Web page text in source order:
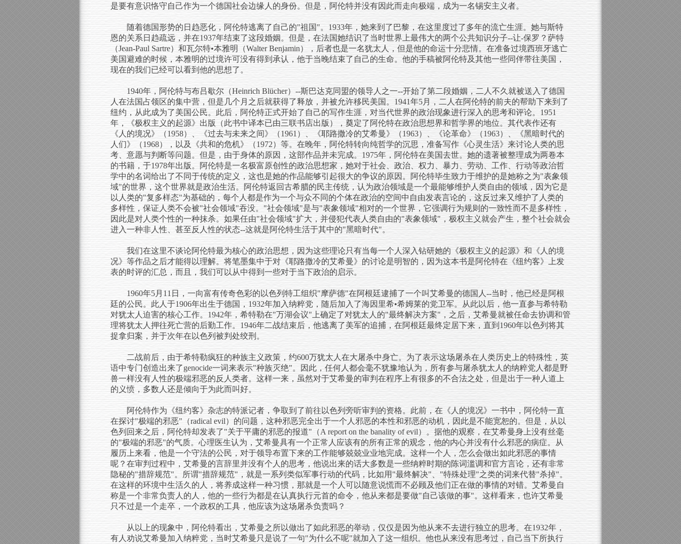
是要有意识恪守自己作为一个德国社会边缘人的身份。但是，阿伦特并没有因此而走向极端，成为一名锡安主义者。
随着德国形势的日趋恶化，阿伦特逃离了自己的"祖国"。1933年，她来到了巴黎，在这里度过了多年的流亡生涯。她与斯特
恩的关系日趋疏远，并在1937年结束了这段婚姻。但是，在法国她结识了当时世界上最伟大的两个公共知识分子--让-保罗？萨特
（Jean-Paul Sartre）和瓦尔特•本雅明（Walter Benjamin），后者也是一名犹太人，但是他的命运十分悲情。在准备过境西班牙逃亡
美国避难的时候，本雅明的过境许可没有得到承认，他于当晚结束了自己的生命。他的手稿被阿伦特及其他一些同伴带往美国，
现在的我们已经可以看到他的思想了。
1940年，阿伦特与布吕歇尔（Heinrich Blücher）--斯巴达克同盟的领导人之一--开始了第二段婚姻，二人不久就被送入了德国
人在法国占领区的集中营，但是几个月之后就获得了释放，并被允许移民美国。1941年5月，二人在阿伦特的前夫的帮助下来到了
纽约，从此成为了美国公民。此后，阿伦特正式开始了自己的写作生涯，对当代世界的政治现象进行深入的思考和评论。1951
年，《极权主义的起源》出版（此书中译本已由三联书店出版），奠定了阿伦特在政治思想界和哲学界的地位。其代表作还有
《人的境况》（1958）、《过去与未来之间》（1961）、《耶路撒冷的艾希曼》（1963）、《论革命》（1963）、《黑暗时代的
人们》（1968），以及《共和的危机》（1972）等。在晚年，阿伦特转向纯哲学的沉思，准备写作《心灵生活》来讨论人类的思
考、意愿与判断等问题。但是，由于身体的原因，这部作品并未完成。1975年，阿伦特在美国去世。她的遗著被整理成为两卷本
的书籍，于1978年出版。阿伦特是一名极富原创性的政治思想家，她对于社会、政治、权力、暴力、劳动、工作、行动等政治哲
学中的名词给出了不同于传统的定义，这也是她的作品能够引起很大的争议的原因。阿伦特毕生致力于维护的是她称之为"表象领
域"的世界，这个世界就是政治生活。阿伦特返回古希腊的民主传统，认为政治领域是一个最能够维护人类自由的领域，因为它是
以人类的"复多样态"为基础的，每个人都是作为一个与众不同的个体在政治的空间中自由发表言论的，这反过来又维护了人类的
多样性，保证人类不会被"社会领域"吞没。"社会领域"是与"表象领域"相对的一个世界，它强调行为规则的一致性而不是多样性，
因此是对人类个性的一种抹杀。如果任由"社会领域"扩大，并侵犯代表人类自由的"表象领域"，极权主义就会产生，整个社会就会
进入一种非人性、甚至反人性的状态--这就是阿伦特生活于其中的"黑暗时代"。
我们在这里不谈论阿伦特最为核心的政治思想，因为这些理论只有当每一个人深入钻研她的《极权主义的起源》和《人的境
况》等作品之后才能得以理解。将笔墨集中于对《耶路撒冷的艾希曼》的讨论是明智的，因为这本书是阿伦特在《纽约客》上发
表的时评的汇总，而且，我们可以从中得到一些对于当下政治的启示。
1960年5月11日，一向富有传奇色彩的以色列特工组织"摩萨德"在阿根廷逮捕了一个叫艾希曼的德国人--当时，他已经是阿根
廷的公民。此人于1906年出生于德国，1932年加入纳粹党，随后加入了海因里希•希姆莱的党卫军。从此以后，他一直参与希特勒
对犹太人迫害的核心工作。1942年，希特勒在"万湖会议"上确定了对犹太人的"最终解决方案"，之后，艾希曼就被任命去协调和管
理将犹太人押往死亡营的后勤工作。1946年二战结束后，他逃离了美军的追捕，在阿根廷最终定居下来，直到1960年以色列将其
捉拿归案，并于次年在以色列被判处绞刑。
二战前后，由于希特勒疯狂的种族主义政策，约600万犹太人在大屠杀中身亡。为了表示这场屠杀在人类历史上的特殊性，英
语中专门创造出来了genocide一词来表示"种族灭绝"。因此，任何人都会毫不犹豫地认为，所有参与屠杀犹太人的纳粹党人都是野
兽一样没有人性的极端邪恶的反人类者。这样一来，虽然对于艾希曼的审判在程序上有很多的不合法之处，但是出于一种人道上
的义愤，多数人还是倾向于为此而叫好。
阿伦特作为《纽约客》杂志的特派记者，争取到了前往以色列旁听审判的资格。此前，在《人的境况》一书中，阿伦特一直
在探讨"极端的邪恶"（radical evil）的问题，这种邪恶完全出于一个人邪恶的本性和邪恶的动机，因此是不能宽恕的。但是，从以
色列回来之后，阿伦特却发表了"关于平庸的邪恶的报道"（A report on the banality of evil）。据他的观察，在艾希曼身上没有丝毫
的"极端的邪恶"的气质。心理医生认为，艾希曼具有一个正常人应该有的所有正常的观念，他的内心并没有什么邪恶的病症。从
履历上来看，他是一个守法的公民，对于领导布置下来的工作能够兢兢业业地完成。这样一个人，怎么会做出如此邪恶的事情
呢？在审判过程中，艾希曼的言辞里并没有个人的思考，他说出来的话大多数是一些纳粹时期的陈词滥调和官方言论，还有非常
隐秘的"措辞规范"。所谓"措辞规范"，就是一系列类似军事行动的代码，比如用"最终解决"、"特殊处理"之类的词来代替"杀掉"。
在这样的环境中生活久的人，将养成这样一种习惯，那就是一个人可以随意说慌而不必顾及他们正在做的事情的对错。艾希曼自
称是一个非常负责人的人，他的一些行为都是在认真执行元首的命令，他从来都是要做"自己该做的事"。这样看来，也许艾希曼
只不过是一个走卒，一个政权的工具，他应该为这场屠杀负责吗？
从以上的现象中，阿伦特看出，艾希曼之所以做出了如此邪恶的举动，仅仅是因为他从来不去进行独立的思考。在1932年，
有人劝说艾希曼加入纳粹党，当时艾希曼只是说了一句"为什么不呢"就加入了这一组织。他也从来没有思考过，自己当下所执行